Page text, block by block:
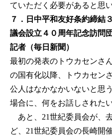
ていただく必要があると思い
７．日中平和友好条約締結
議会設立４０周年記念訪問
記者（毎日新聞）
最初の発表のトウカセンさ
の国有化以降、トウカセン
公人はなかなかいないと思
場合に、何をお話しされた
あと、21世紀委員会が、
ど、21世紀委員会の長崎開